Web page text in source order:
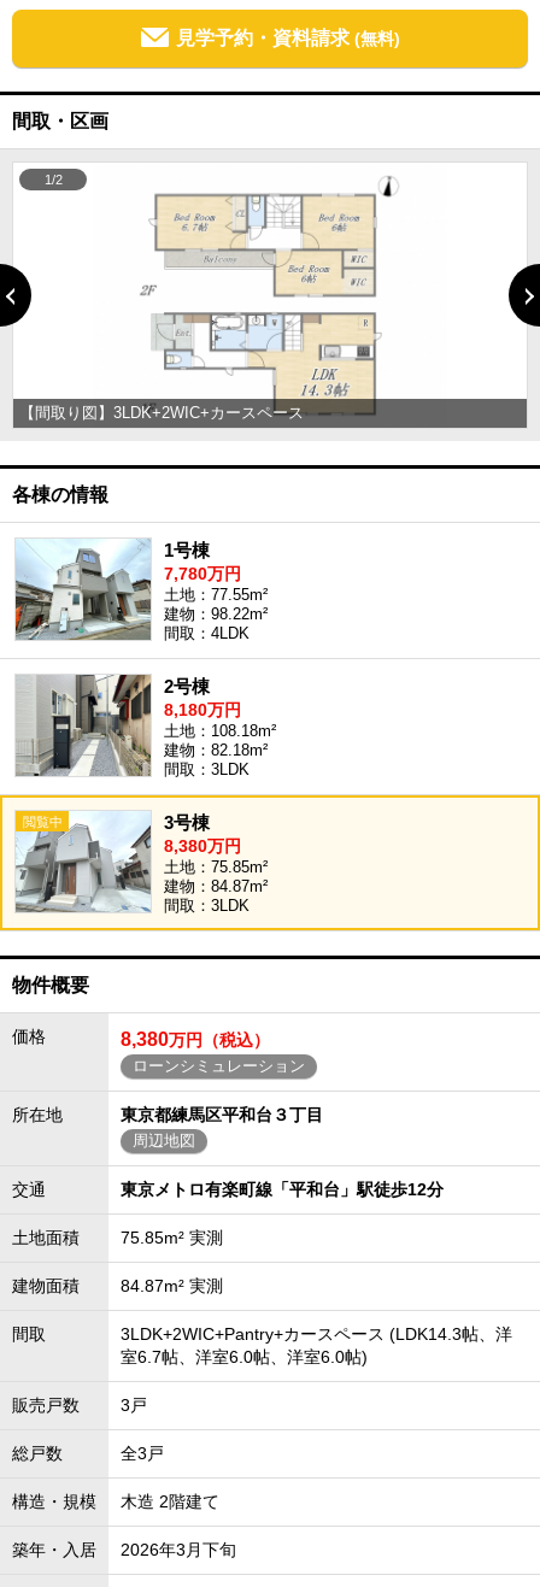
見学予約・資料請求 (無料)
間取・区画
【間取り図】3LDK+2WIC+カースペース
1/2
各棟の情報
1号棟
7,780万円
土地：77.55m²
建物：98.22m²
間取：4LDK
2号棟
8,180万円
土地：108.18m²
建物：82.18m²
間取：3LDK
3号棟
8,380万円
土地：75.85m²
建物：84.87m²
間取：3LDK
物件概要
価格 8,380万円（税込）
ローンシミュレーション
所在地 東京都練馬区平和台３丁目
周辺地図
交通 東京メトロ有楽町線「平和台」駅徒歩12分
土地面積 75.85m² 実測
建物面積 84.87m² 実測
間取
3LDK+2WIC+Pantry+カースペース (LDK14.3帖、洋
室6.7帖、洋室6.0帖、洋室6.0帖)
販売戸数 3戸
総戸数 全3戸
構造・規模 木造 2階建て
築年・入居 2026年3月下旬